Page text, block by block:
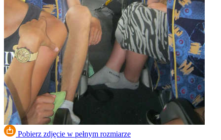
Pobierz zdjęcie w pełnym rozmiarze